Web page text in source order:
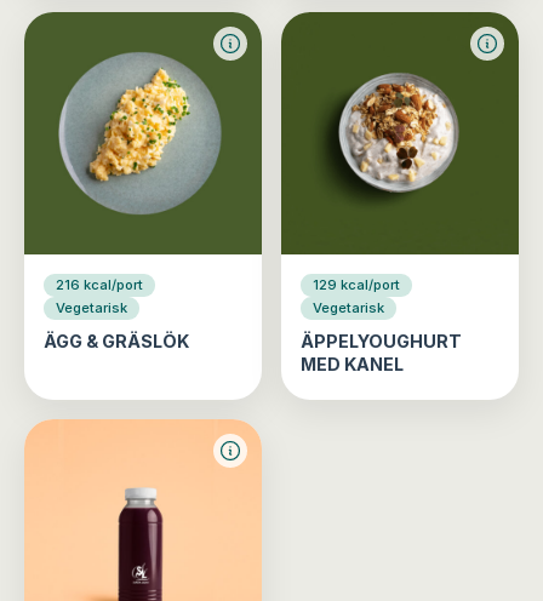
216 kcal/port
Vegetarisk
ÄGG & GRÄSLÖK
129 kcal/port
Vegetarisk
ÄPPELYOUGHURT
MED KANEL